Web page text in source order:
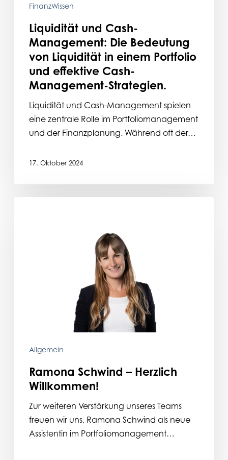
einem
effektive
Cash-
Management-
Strategien.
FinanzWissen
Liquidität und Cash-
Management: Die Bedeutung
von Liquidität in einem Portfolio
und effektive Cash-
Management-Strategien.
Liquidität und Cash-Management spielen
eine zentrale Rolle im Portfoliomanagement
und der Finanzplanung. Während oft der…
17. Oktober 2024
Allgemein
Ramona Schwind – Herzlich
Willkommen!
Zur weiteren Verstärkung unseres Teams
freuen wir uns, Ramona Schwind als neue
Assistentin im Portfoliomanagement…